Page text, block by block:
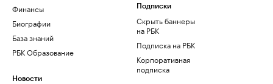
Финансы
Биографии
База знаний
РБК Образование
Новости
Подписки
Скрыть баннеры
на РБК
Подписка на РБК
Корпоративная
подписка